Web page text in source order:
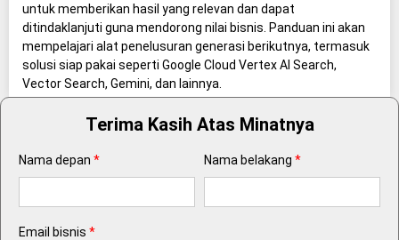
untuk memberikan hasil yang relevan dan dapat
ditindaklanjuti guna mendorong nilai bisnis. Panduan ini akan
mempelajari alat penelusuran generasi berikutnya, termasuk
solusi siap pakai seperti Google Cloud Vertex AI Search,
Vector Search, Gemini, dan lainnya.
Terima Kasih Atas Minatnya
Nama depan * Nama belakang *
Email bisnis *